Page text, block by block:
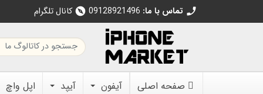
call تماس با ما: 09128921496
explore کانال تلگرام
صفحه اصلی آیفون آیپد اپل واچ